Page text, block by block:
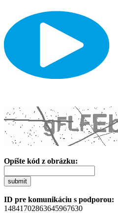
Opíšte kód z obrázku:
submit
ID pre komunikáciu s podporou:
14841702863645967630